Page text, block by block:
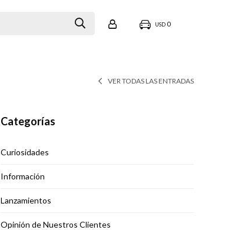
USD 0
VER TODAS LAS ENTRADAS
Categorías
Curiosidades
Información
Lanzamientos
Opinión de Nuestros Clientes